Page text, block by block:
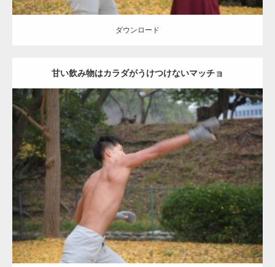
ダウンロード
甘い飲み物はカラダがうけつけないマッチョ
Update:2021.07.8
Category: 公園のマッチョ その他 AKIHITO(細マッチョ) 背中
ダウンロード